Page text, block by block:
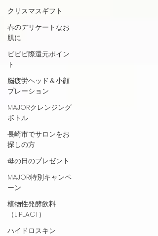
クリスマスギフト
春のデリケートなお
肌に
ビビビ際還元ポイン
ト
脳疲労ヘッド＆小顔
プレーション
MAJORクレンジング
ボトル
長崎市でサロンをお
探しの方
母の日のプレゼント
MAJOR特別キャンペ
ーン
植物性発酵飲料
（LIPLACT）
ハイドロスキン